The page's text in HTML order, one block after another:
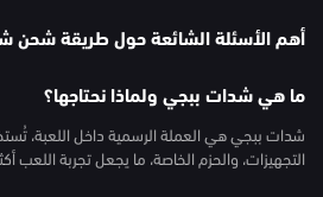
أهم الأسئلة الشائعة حول طريقة شحن
ما هي شدات ببجي ولماذا نحتاجها؟
شدات ببجي هي العملة الرسمية داخل اللعبة،
التجهيزات، والحزم الخاصة، ما يجعل تجربة اللعب